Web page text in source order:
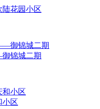
花园小区
锦城二期
区